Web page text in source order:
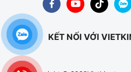
KẾT NỐI VỚI